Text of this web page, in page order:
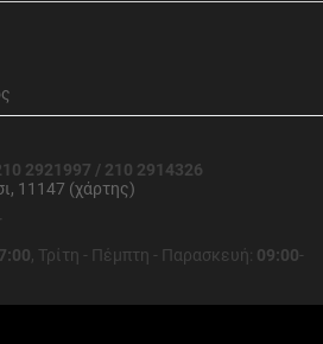
2921997 / 210 2914326
11147 (χάρτης)
, Τρίτη - Πέμπτη - Παρασκευή: 09:00-